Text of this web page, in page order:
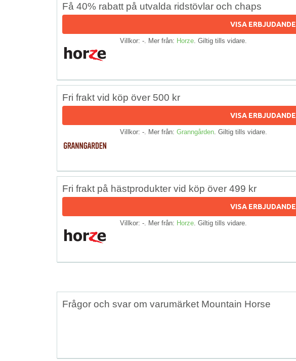
Få 40% rabatt på utvalda ridstövlar och chaps
VISA ERBJUDANDE
Villkor: -. Mer från: Horze . Giltig tills vidare.
Fri frakt vid köp över 500 kr
VISA ERBJUDANDE
Villkor: -. Mer från: Granngården . Giltig tills vidare.
Fri frakt på hästprodukter vid köp över 499 kr
VISA ERBJUDANDE
Villkor: -. Mer från: Horze . Giltig tills vidare.
Frågor och svar om varumärket Mountain Horse